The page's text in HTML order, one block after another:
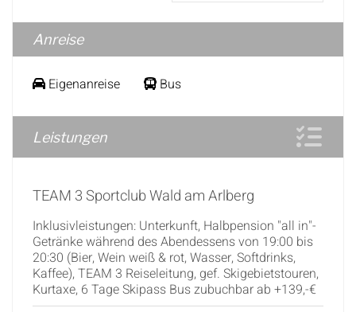
Anreise
Eigenanreise Bus
Leistungen
TEAM 3 Sportclub Wald am Arlberg
Inklusivleistungen: Unterkunft, Halbpension "all in"-
Getränke während des Abendessens von 19:00 bis
20:30 (Bier, Wein weiß & rot, Wasser, Softdrinks,
Kaffee), TEAM 3 Reiseleitung, gef. Skigebietstouren,
Kurtaxe, 6 Tage Skipass Bus zubuchbar ab +139,-€